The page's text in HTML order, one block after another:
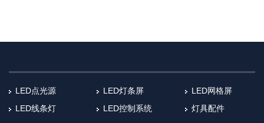
LED点光源 LED灯条屏
LED网格屏
LED线条灯
LED控制系统 灯具配件